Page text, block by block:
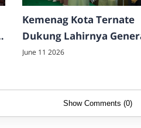
Kemenag Kota Ternate
Dukung Lahirnya
Qur'ani Melalui Ujian
June 11 2026
Show Comments (0)